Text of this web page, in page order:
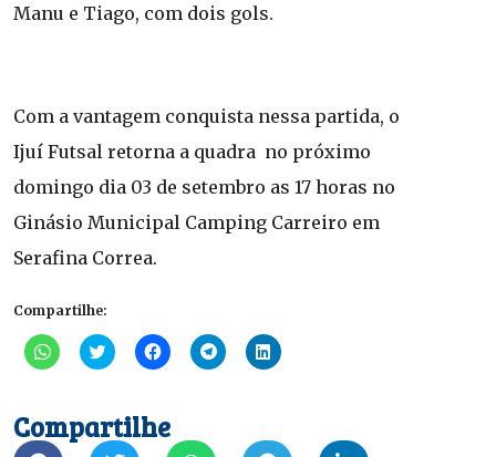
Manu e Tiago, com dois gols.
Com a vantagem conquista nessa partida, o
Ijuí Futsal retorna a quadra no próximo
domingo dia 03 de setembro as 17 horas no
Ginásio Municipal Camping Carreiro em
Serafina Correa.
Compartilhe:
Clique
para
em
nova
janela)
Clique
para
em
nova
janela)
Clique
para
em
nova
janela)
Clique
para
janela)
Clique
para
janela)
Compartilhe